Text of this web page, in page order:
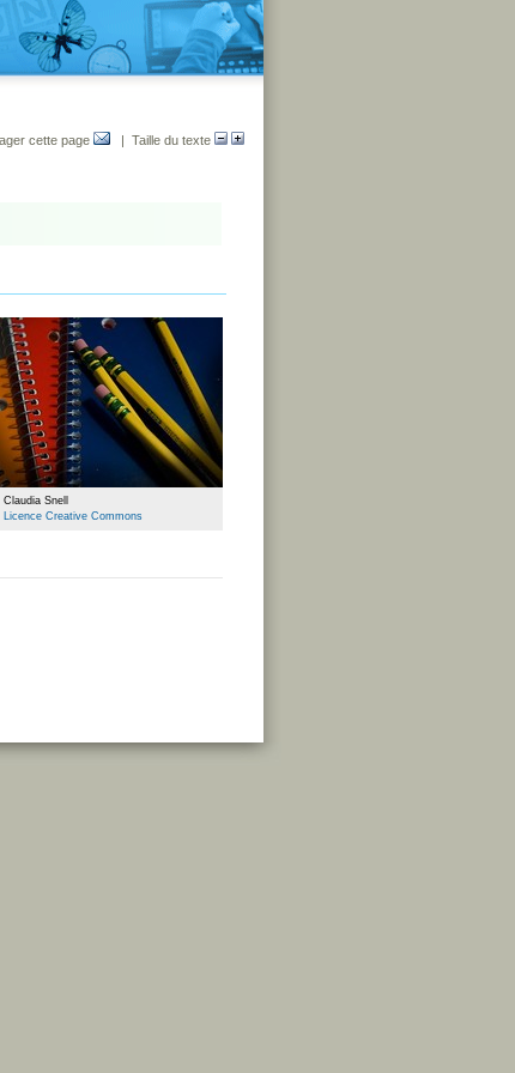
cette page | Taille du texte
Claudia Snell
Licence Creative Commons